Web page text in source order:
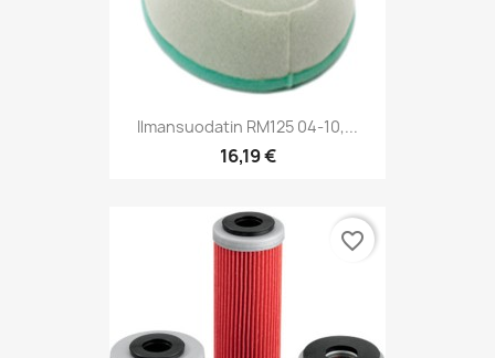
Ilmansuodatin RM125 04-10,...
16,19 €
favorite_border